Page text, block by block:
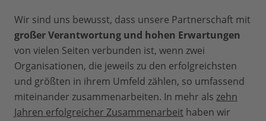
Wir sind uns bewusst, dass unsere Partnerschaft mit
großer Verantwortung und hohen Erwartungen
von vielen Seiten verbunden ist, wenn zwei
Organisationen, die jeweils zu den erfolgreichsten
und größten in ihrem Umfeld zählen, so umfassend
miteinander zusammenarbeiten. In mehr als zehn
Jahren erfolgreicher Zusammenarbeit haben wir